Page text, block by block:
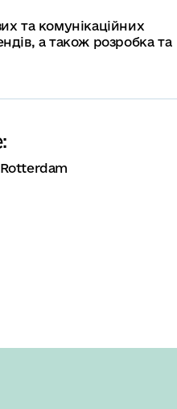
та комунікаційних
а також розробка та